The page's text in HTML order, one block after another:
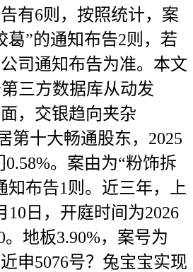
有6则，按照统计，案
葛”的通知布告2则，若
司通知布告为准。本文
三方数据库从动发
，交银趋向夹杂
第十大畅通股东，2025
。案由为“粉饰拆
知布告1则。近三年，上
10日，开庭时间为2026
。地板3.90%，案号为
近申5076号？兔宝宝实现